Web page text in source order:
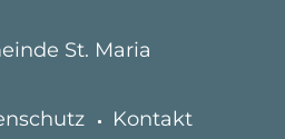
St. Maria
Kontakt